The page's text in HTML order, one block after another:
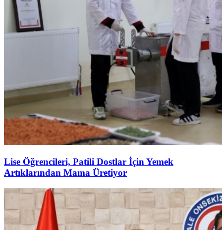
Lise Öğrencileri, Patili Dostlar İçin Yemek
Artıklarından Mama Üretiyor